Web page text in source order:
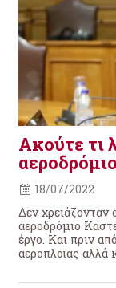
Ακούτε τι
18/07/2022
Δεν χρειάζονταν
αεροδρόμιο
έργο. Και πριν
αεροπλοϊας αλλά